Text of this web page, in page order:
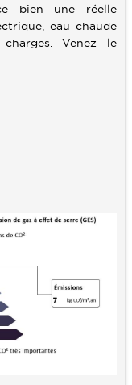
bien une réelle
eau chaude
Venez le